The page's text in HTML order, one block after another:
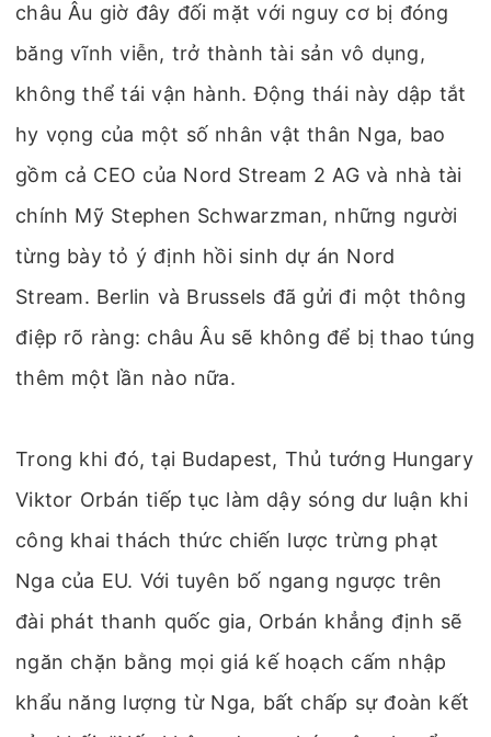
châu Âu giờ đây đối mặt với nguy cơ bị đóng
băng vĩnh viễn, trở thành tài sản vô dụng,
không thể tái vận hành. Động thái này dập tắt
hy vọng của một số nhân vật thân Nga, bao
gồm cả CEO của Nord Stream 2 AG và nhà tài
chính Mỹ Stephen Schwarzman, những người
từng bày tỏ ý định hồi sinh dự án Nord
Stream. Berlin và Brussels đã gửi đi một thông
điệp rõ ràng: châu Âu sẽ không để bị thao túng
thêm một lần nào nữa.
Trong khi đó, tại Budapest, Thủ tướng Hungary
Viktor Orbán tiếp tục làm dậy sóng dư luận khi
công khai thách thức chiến lược trừng phạt
Nga của EU. Với tuyên bố ngang ngược trên
đài phát thanh quốc gia, Orbán khẳng định sẽ
ngăn chặn bằng mọi giá kế hoạch cấm nhập
khẩu năng lượng từ Nga, bất chấp sự đoàn kết